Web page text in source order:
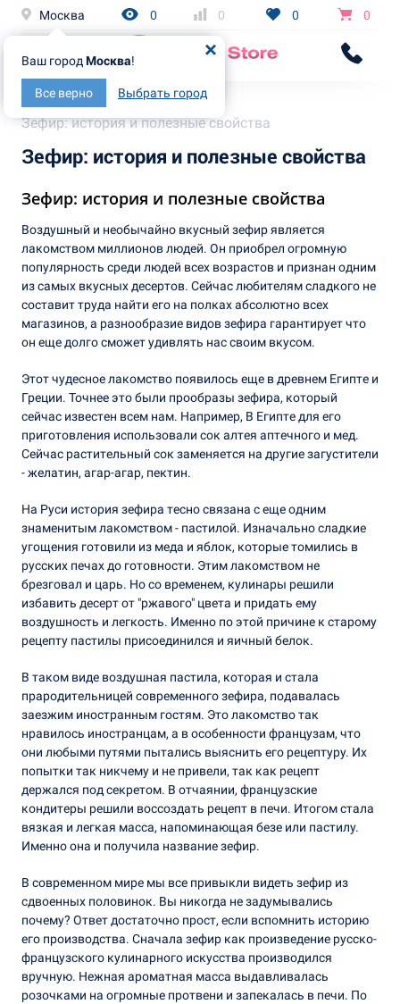
Москва
Ваш город Москва!
Все верно Выбрать город
0 0 0 0
Главная
Статьи
Зефир: история и полезные свойства
Зефир: история и полезные свойства
Зефир: история и полезные свойства
Воздушный и необычайно вкусный зефир является
лакомством миллионов людей. Он приобрел огромную
популярность среди людей всех возрастов и признан одним
из самых вкусных десертов. Сейчас любителям сладкого не
составит труда найти его на полках абсолютно всех
магазинов, а разнообразие видов зефира гарантирует что
он еще долго сможет удивлять нас своим вкусом.
Этот чудесное лакомство появилось еще в древнем Египте и
Греции. Точнее это были прообразы зефира, который
сейчас известен всем нам. Например, В Египте для его
приготовления использовали сок алтея аптечного и мед.
Сейчас растительный сок заменяется на другие загустители
- желатин, агар-агар, пектин.
На Руси история зефира тесно связана с еще одним
знаменитым лакомством - пастилой. Изначально сладкие
угощения готовили из меда и яблок, которые томились в
русских печах до готовности. Этим лакомством не
брезговал и царь. Но со временем, кулинары решили
избавить десерт от "ржавого" цвета и придать ему
воздушность и легкость. Именно по этой причине к старому
рецепту пастилы присоединился и яичный белок.
В таком виде воздушная пастила, которая и стала
прародительницей современного зефира, подавалась
заезжим иностранным гостям. Это лакомство так
нравилось иностранцам, а в особенности французам, что
они любыми путями пытались выяснить его рецептуру. Их
попытки так никчему и не привели, так как рецепт
держался под секретом. В отчаянии, французские
кондитеры решили воссоздать рецепт в печи. Итогом стала
вязкая и легкая масса, напоминающая безе или пастилу.
Именно она и получила название зефир.
В современном мире мы все привыкли видеть зефир из
сдвоенных половинок. Вы никогда не задумывались
почему? Ответ достаточно прост, если вспомнить историю
его производства. Сначала зефир как произведение русско-
французского кулинарного искусства производился
вручную. Нежная ароматная масса выдавливалась
розочками на огромные протвени и запекалась в печи. По